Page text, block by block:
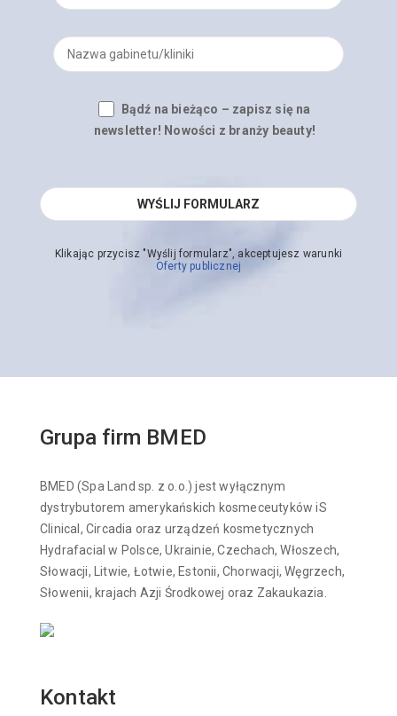
Bądź na bieżąco – zapisz się na
newsletter! Nowości z branży beauty!
Klikając przycisz "Wyślij formularz", akceptujesz warunki
Oferty publicznej
Grupa firm BMED
BMED (Spa Land sp. z o.o.) jest wyłącznym
dystrybutorem amerykańskich kosmeceutyków iS
Clinical, Circadia oraz urządzeń kosmetycznych
Hydrafacial w Polsce, Ukrainie, Czechach, Włoszech,
Słowacji, Litwie, Łotwie, Estonii, Chorwacji, Węgrzech,
Słowenii, krajach Azji Środkowej oraz Zakaukazia.
Kontakt